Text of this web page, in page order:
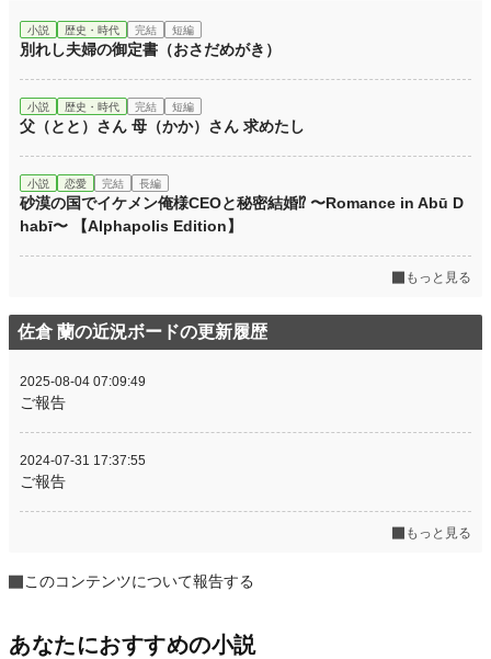
小説 歴史・時代 完結 短編
別れし夫婦の御定書（おさだめがき）
小説 歴史・時代 完結 短編
父（とと）さん 母（かか）さん 求めたし
小説 恋愛 完結 長編
砂漠の国でイケメン俺様CEOと秘密結婚⁉︎ 〜Romance in Abū D
habī〜 【Alphapolis Edition】
もっと見る
佐倉 蘭の近況ボードの更新履歴
2025-08-04 07:09:49
ご報告
2024-07-31 17:37:55
ご報告
もっと見る
このコンテンツについて報告する
あなたにおすすめの小説